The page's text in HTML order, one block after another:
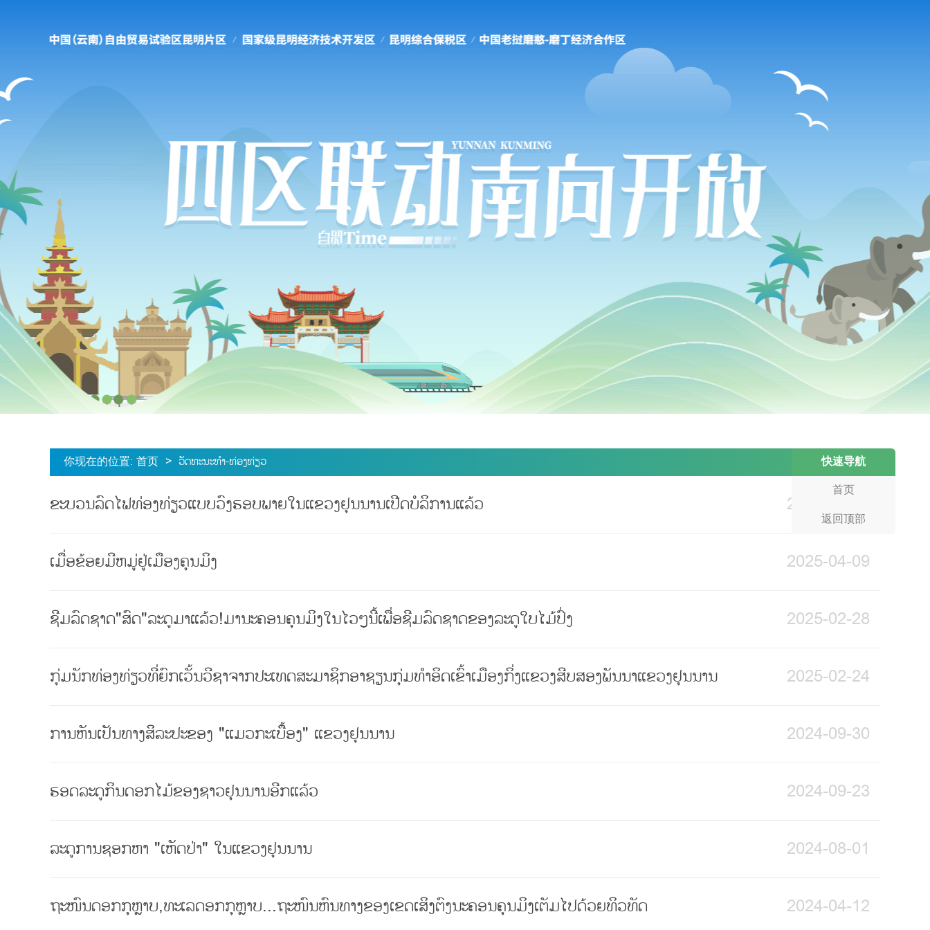
你现在的位置: 首页 > ວັດທະນະທຳ-ທ່ອງທ່ຽວ
ຂະບວນລົດໄຟທ່ອງທ່ຽວແບບວົງຮອບພາຍໃນແຂວງຢຸນນານເປີດບໍລິການແລ້ວ 2025-04-23
ເມື່ອຂ້ອຍມີຫມູ່ຢູ່ເມືອງຄຸນມິງ 2025-04-09
ຊີມລົດຊາດ"ສົດ"ລະດູມາແລ້ວ!ມານະຄອນຄຸນມິງໃນໄວໆນີ້ເພື່ອຊີມລົດຊາດຂອງລະດູໃບໄມ້ປົ່ງ 2025-02-28
ກຸ່ມນັກທ່ອງທ່ຽວທີ່ຍົກເວັ້ນວີຊາຈາກປະເທດສະມາຊິກອາຊຽນກຸ່ມທໍາອິດເຂົ້າເມືອງກິ່ງແຂວງສີບສອງພັນນາແຂວງຢຸນນານ 2025-02-24
ການຫັນເປັນທາງສິລະປະຂອງ "ແມວກະເບື້ອງ" ແຂວງຢຸນນານ 2024-09-30
ຮອດລະດູກິນດອກໄມ້ຂອງຊາວຢຸນນານອີກແລ້ວ 2024-09-23
ລະດູການຊອກຫາ "ເຫັດປ່າ" ໃນແຂວງຢຸນນານ 2024-08-01
ຖະໜົນດອກກຸຫຼາບ,ທະເລດອກກຸຫຼາບ...ຖະໜົນຫົນທາງຂອງເຂດເສິງຕົງນະຄອນຄຸນມິງເຕັມໄປດ້ວຍທິວທັດ 2024-04-12
快速导航
首页
返回顶部